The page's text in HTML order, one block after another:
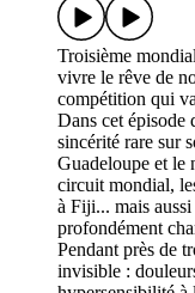
Troisième
vivre le rêve de
compétition qui
Dans cet
sincérité rare sur
Guadeloupe et le
circuit mondial,
à Fiji... mais
profondément
Pendant près de
invisible :